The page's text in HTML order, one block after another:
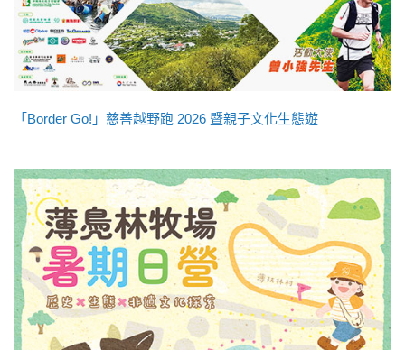
「Border Go!」慈善越野跑 2026 暨親子文化生態遊